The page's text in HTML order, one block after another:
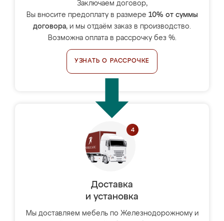
Заключаем договор,
Вы вносите предоплату в размере 10% от суммы
договора, и мы отдаём заказ в производство.
Возможна оплата в рассрочку без %.
УЗНАТЬ О РАССРОЧКЕ
Доставка
и установка
Мы доставляем мебель по Железнодорожному и